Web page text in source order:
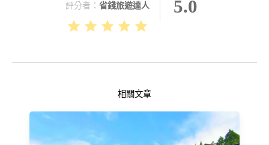
評分者： 省錢旅遊達人 5.0
相關文章